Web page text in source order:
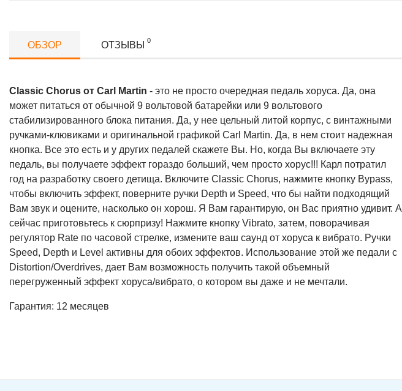
ОБЗОР ОТЗЫВЫ 0
Classic Chorus от Carl Martin - это не просто очередная педаль хоруcа. Да, она
может питаться от обычной 9 вольтовой батарейки или 9 вольтового
стабилизированного блока питания. Да, у нее цельный литой корпус, с винтажными
ручками-клювиками и оригинальной графикой Carl Martin. Да, в нем стоит надежная
кнопка. Все это есть и у других педалей скажете Вы. Но, когда Вы включаете эту
педаль, вы получаете эффект гораздо больший, чем просто хорус!!! Карл потратил
год на разработку своего детища. Включите Classic Chorus, нажмите кнопку Bypass,
чтобы включить эффект, поверните ручки Depth и Speed, что бы найти подходящий
Вам звук и оцените, насколько он хорош. Я Вам гарантирую, он Вас приятно удивит. А
сейчас приготовьтесь к сюрпризу! Нажмите кнопку Vibrato, затем, поворачивая
регулятор Rate по часовой стрелке, измените ваш саунд от хоруса к вибрато. Ручки
Speed, Depth и Level активны для обоих эффектов. Использование этой же педали с
Distortion/Overdrives, дает Вам возможность получить такой объемный
перегруженный эффект хоруса/вибрато, о котором вы даже и не мечтали.
Гарантия: 12 месяцев